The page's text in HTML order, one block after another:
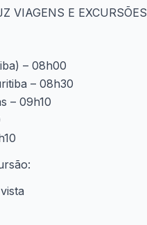
VIAGENS E EXCURSÕES
– 08h00
– 08h30
– 09h10